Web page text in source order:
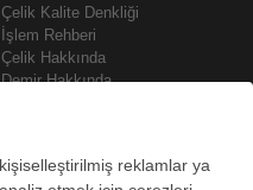
Çelik Kalite Denkliği
İşlem Rehberi
Çelik Hakkında
Demir Hakkında
Copyright © SteelOrbis Elektronik